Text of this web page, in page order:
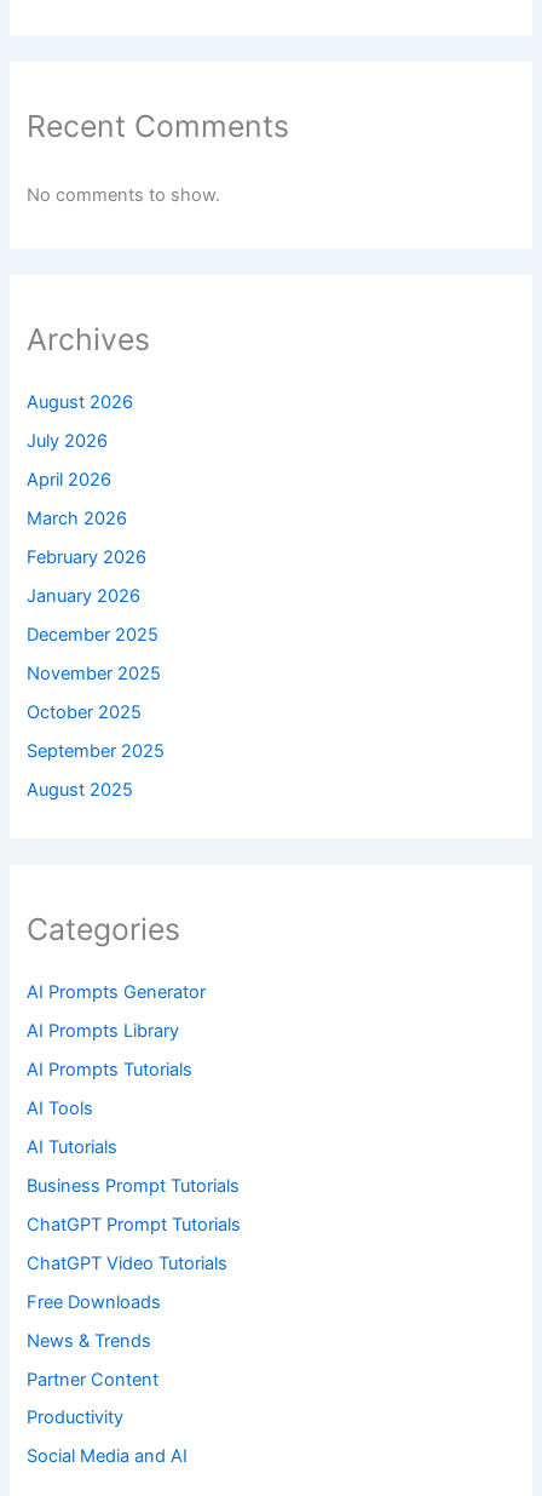
Recent Comments
No comments to show.
Archives
August 2026
July 2026
April 2026
March 2026
February 2026
January 2026
December 2025
November 2025
October 2025
September 2025
August 2025
Categories
AI Prompts Generator
AI Prompts Library
AI Prompts Tutorials
AI Tools
AI Tutorials
Business Prompt Tutorials
ChatGPT Prompt Tutorials
ChatGPT Video Tutorials
Free Downloads
News & Trends
Partner Content
Productivity
Social Media and AI